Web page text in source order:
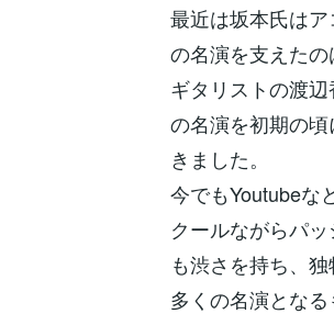
最近は坂本氏は
の名演を支えたの
ギタリストの渡
の名演を初期の
きました。
今でもYoutubeな
クールながらパ
も渋さを持ち、
多くの名演となる